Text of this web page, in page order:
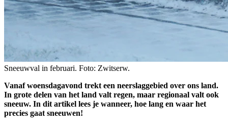
Sneeuwval in februari. Foto: Zwitserw.
Vanaf woensdagavond trekt een neerslaggebied over ons land.
In grote delen van het land valt regen, maar regionaal valt ook
sneeuw. In dit artikel lees je wanneer, hoe lang en waar het
precies gaat sneeuwen!